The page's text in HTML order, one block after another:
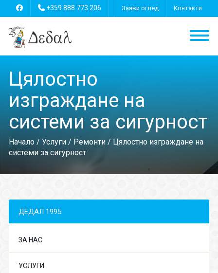
+359 888 773 206 Заяви оглед Контакти
Цялостно
изграждане на
системи за сигурност
Начало/ Услуги/ Ремонти/ Цялостно изграждане на
системи за сигурност
ДЕДАЛ 1995
ЗА НАС
УСЛУГИ